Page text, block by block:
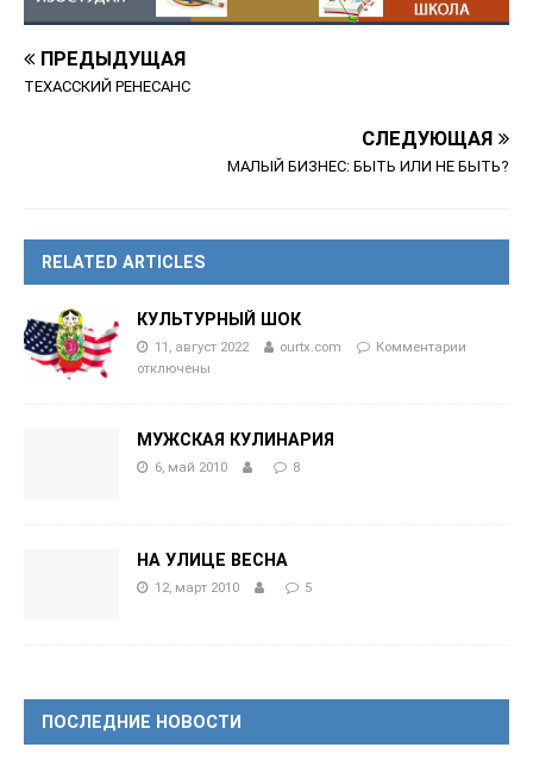
ПРЕДЫДУЩАЯ
ТЕХАССКИЙ РЕНЕСАНС
СЛЕДУЮЩАЯ
МАЛЫЙ БИЗНЕС: БЫТЬ ИЛИ НЕ БЫТЬ?
RELATED ARTICLES
КУЛЬТУРНЫЙ ШОК
11, август 2022 ourtx.com
Комментарии
отключены
МУЖСКАЯ КУЛИНАРИЯ
6, май 2010 8
НА УЛИЦЕ ВЕСНА
12, март 2010 5
ПОСЛЕДНИЕ НОВОСТИ